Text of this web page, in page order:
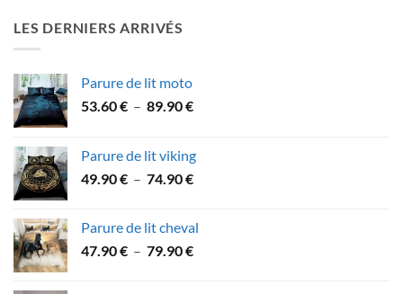
LES DERNIERS ARRIVÉS
Parure de lit moto
53.60€ – 89.90€Plage
53.60 €
à
Parure de lit viking
49.90€ – 74.90€Plage
49.90 €
à
Parure de lit cheval
47.90€ – 79.90€Plage